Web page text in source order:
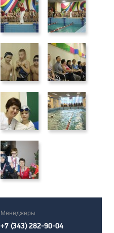
Менеджеры
+7 (343) 282-90-04